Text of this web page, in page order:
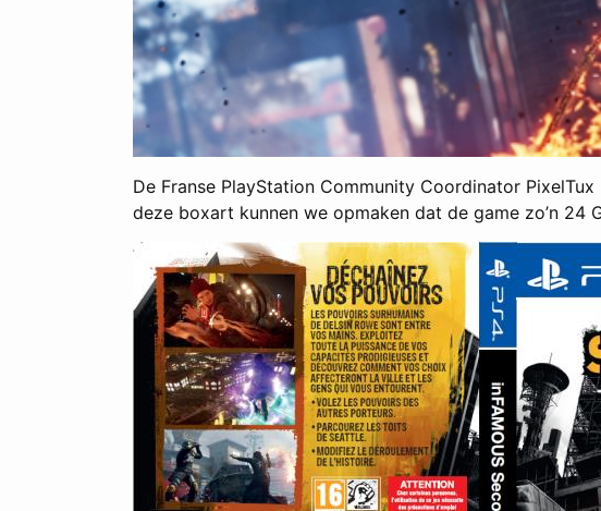
De Franse PlayStation Community Coordinator
deze boxart kunnen we opmaken dat de game zo’n 24